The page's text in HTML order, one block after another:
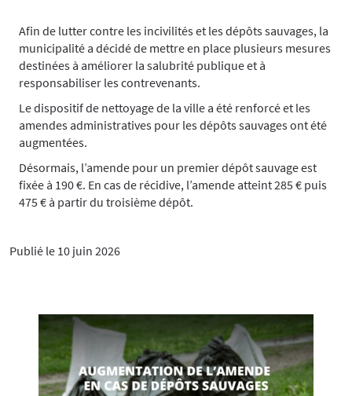
Afin de lutter contre les incivilités et les dépôts sauvages, la
municipalité a décidé de mettre en place plusieurs mesures
destinées à améliorer la salubrité publique et à
responsabiliser les contrevenants.
Le dispositif de nettoyage de la ville a été renforcé et les
amendes administratives pour les dépôts sauvages ont été
augmentées.
Désormais, l’amende pour un premier dépôt sauvage est
fixée à 190 €. En cas de récidive, l’amende atteint 285 € puis
475 € à partir du troisième dépôt.
Publié le 10 juin 2026